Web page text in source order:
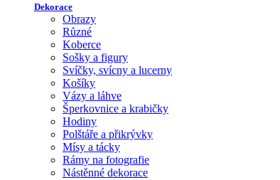
Dekorace
Obrazy
Různé
Koberce
Sošky a figury
Svíčky, svícny a lucerny
Košíky
Vázy a láhve
Šperkovnice a krabičky
Hodiny
Polštáře a přikrývky
Mísy a tácky
Rámy na fotografie
Nástěnné dekorace